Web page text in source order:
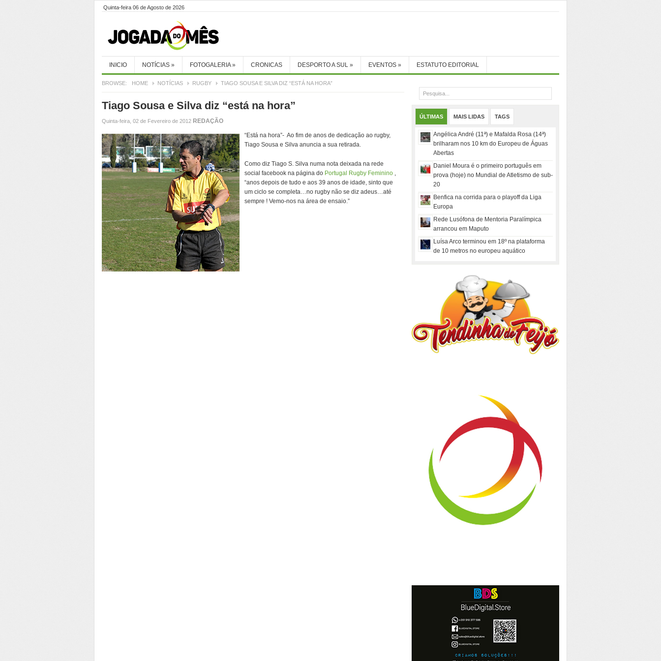
Quinta-feira 06 de Agosto de 2026
INICIO NOTÍCIAS » FOTOGALERIA» CRONICAS DESPORTO A SUL » EVENTOS » ESTATUTO EDITORIAL
BROWSE: HOME NOTÍCIAS RUGBY TIAGO SOUSA E SILVA DIZ “ESTÁ NA HORA”
Tiago Sousa e Silva diz “está na hora”
Quinta-feira, 02 de Fevereiro de 2012 REDAÇÃO
“Está na hora”- Ao fim de anos de dedicação ao rugby,
Tiago Sousa e Silva anuncia a sua retirada.
Como diz Tiago S. Silva numa nota deixada na rede
social facebook na página do Portugal Rugby Feminino ,
“anos depois de tudo e aos 39 anos de idade, sinto que
um ciclo se completa…no rugby não se diz adeus…até
sempre ! Vemo-nos na área de ensaio.”
ÚLTIMAS MAIS LIDAS TAGS
Angélica André (11ª) e Mafalda Rosa (14ª)
brilharam nos 10 km do Europeu de Águas
Abertas
Daniel Moura é o primeiro português em
prova (hoje) no Mundial de Atletismo de sub-
20
Benfica na corrida para o playoff da Liga
Europa
Rede Lusófona de Mentoria Paralímpica
arrancou em Maputo
Luísa Arco terminou em 18º na plataforma
de 10 metros no europeu aquático